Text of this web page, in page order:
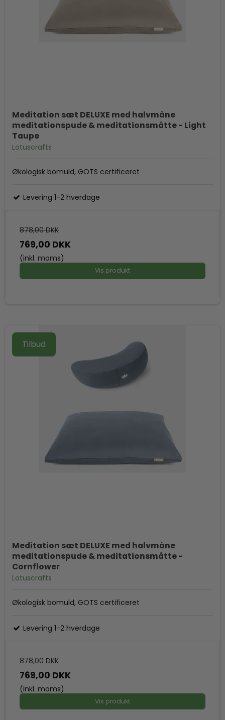
Meditation sæt DELUXE med halvmåne
meditationspude & meditationsmåtte - Light
Taupe
Lotuscrafts
Økologisk bomuld, GOTS certificeret
Levering 1-2 hverdage
878,00 DKK
769,00 DKK
(inkl. moms)
Vis produkt
Tilbud
Meditation sæt DELUXE med halvmåne
meditationspude & meditationsmåtte -
Cornflower
Lotuscrafts
Økologisk bomuld, GOTS certificeret
Levering 1-2 hverdage
878,00 DKK
769,00 DKK
(inkl. moms)
Vis produkt